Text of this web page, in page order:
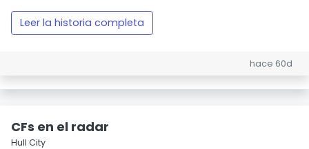
Leer la historia completa
hace 60d
CFs en el radar
Hull City